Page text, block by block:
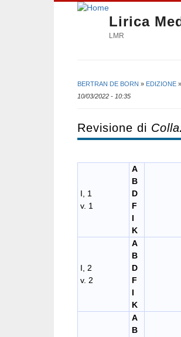
Lirica
LMR
Tu sei qui
BERTRAN DE BORN » EDIZIONE »
10/03/2022 - 10:35
Revisione di
I, 1
v. 1
A
B
D
F
I
K
I, 2
v. 2
A
B
D
F
I
K
A
B